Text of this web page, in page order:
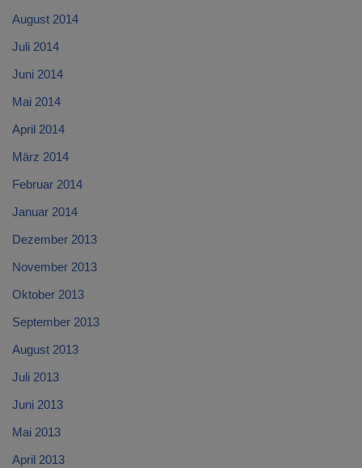
August 2014
Juli 2014
Juni 2014
Mai 2014
April 2014
März 2014
Februar 2014
Januar 2014
Dezember 2013
November 2013
Oktober 2013
September 2013
August 2013
Juli 2013
Juni 2013
Mai 2013
April 2013